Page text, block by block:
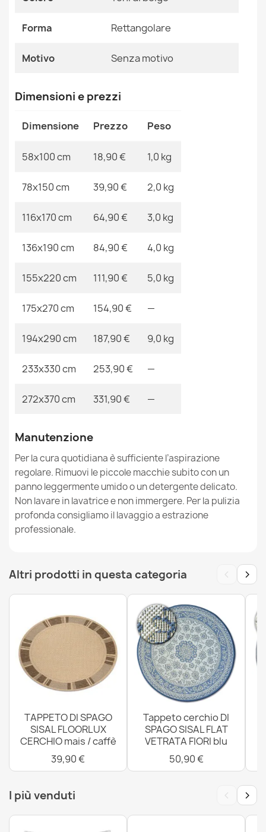
18,90 €
Tappeto ORIGI 3555 crema - cordoncino in SISAL a
18,90 €
Tappeto ORIGI 3561 crema - cordoncino in SISAL a
tessitura piatta
18,90 €
tessitura piatta
Tappeto ORIGI 3561 beige - cordoncino in SISAL a
Motivo Senza Motivo
Riferimenti Specifici
Forma Rettangolare
Motivo Senza motivo
Dimensioni e prezzi
Dimensione Prezzo Peso
58x100 cm 18,90 € 1,0 kg
78x150 cm 39,90 € 2,0 kg
116x170 cm 64,90 € 3,0 kg
136x190 cm 84,90 € 4,0 kg
155x220 cm 111,90 € 5,0 kg
175x270 cm 154,90 € —
194x290 cm 187,90 € 9,0 kg
233x330 cm 253,90 € —
272x370 cm 331,90 € —
Manutenzione
Per la cura quotidiana è sufficiente l’aspirazione
regolare. Rimuovi le piccole macchie subito con un
panno leggermente umido o un detergente delicato.
Non lavare in lavatrice e non immergere. Per la pulizia
profonda consigliamo il lavaggio a estrazione
professionale.
Altri prodotti in questa categoria ‹ ›
TAPPETO DI SPAGO
SISAL FLOORLUX
CERCHIO mais / caffè
39,90 €
Tappeto cerchio DI
SPAGO SISAL FLAT
VETRATA FIORI blu
50,90 €
I più venduti ‹ ›